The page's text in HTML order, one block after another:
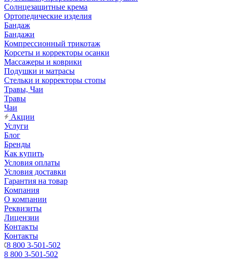
Солнцезащитные крема
Ортопедические изделия
Бандаж
Бандажи
Компрессионный трикотаж
Корсеты и корректоры осанки
Массажеры и коврики
Подушки и матрасы
Стельки и корректоры стопы
Травы, Чаи
Травы
Чаи
Акции
Услуги
Блог
Бренды
Как купить
Условия оплаты
Условия доставки
Гарантия на товар
Компания
О компании
Реквизиты
Лицензии
Контакты
Контакты
8 800 3-501-502
8 800 3-501-502